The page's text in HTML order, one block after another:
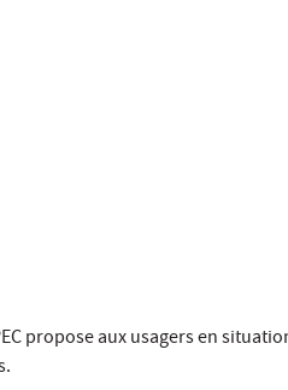
propose aux usagers en